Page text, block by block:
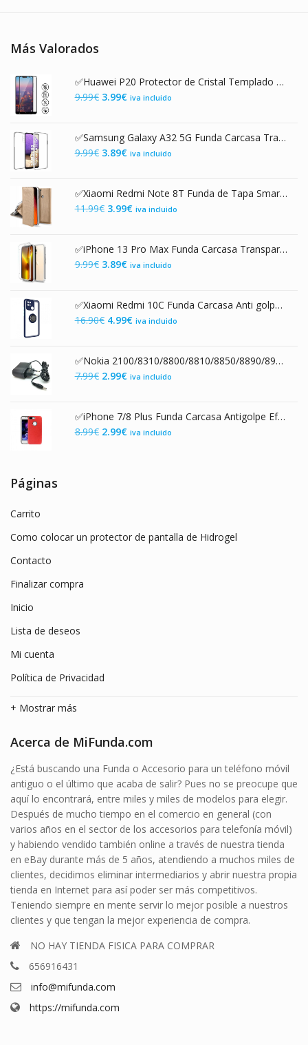
Más Valorados
✅Huawei P20 Protector de Cristal Templado con Marco Negro
9.99€ El
era:
9.99€.
3.99€El
es:
3.99€.
iva incluido
✅Samsung Galaxy A32 5G Funda Carcasa Transparente Doble con Protección 360º
9.99€ El
era:
9.99€.
3.89€El
es:
3.89€.
iva incluido
✅Xiaomi Redmi Note 8T Funda de Tapa Smart Magnet Dorada
11.99€ El
era:
11.99€.
3.99€El
es:
3.99€.
iva incluido
✅iPhone 13 Pro Max Funda Carcasa Transparente Doble Integral 360º
9.99€ El
era:
9.99€.
3.89€El
es:
3.89€.
iva incluido
✅Xiaomi Redmi 10C Funda Carcasa Anti golpes con Anillo Trasero
16.90€ El
era:
16.90€.
4.99€El
es:
4.99€.
iva incluido
✅Nokia 2100/8310/8800/8810/8850/8890/8910/8910i/9110 Cargador de Red 110-250 VAC
7.99€ El
era:
7.99€.
2.99€El
es:
2.99€.
iva incluido
✅iPhone 7/8 Plus Funda Carcasa Antigolpe Efecto Piel Roja
8.99€ El
2.99€Eliva incluido
Páginas
Carrito
Como colocar un protector de pantalla de Hidrogel
Contacto
Finalizar compra
Inicio
Lista de deseos
Mi cuenta
Política de Privacidad
+ Mostrar más
Acerca de MiFunda.com
¿Está buscando una Funda o Accesorio para un teléfono móvil
antiguo o el último que acaba de salir? Pues no se preocupe que
aquí lo encontrará, entre miles y miles de modelos para elegir.
Después de mucho tiempo en el comercio en general (con
varios años en el sector de los accesorios para telefonía móvil)
y habiendo vendido también online a través de nuestra tienda
en eBay durante más de 5 años, atendiendo a muchos miles de
clientes, decidimos eliminar intermediarios y abrir nuestra propia
tienda en Internet para así poder ser más competitivos.
Teniendo siempre en mente servir lo mejor posible a nuestros
clientes y que tengan la mejor experiencia de compra.
NO HAY TIENDA FISICA PARA COMPRAR
656916431
info@mifunda.com
https://mifunda.com